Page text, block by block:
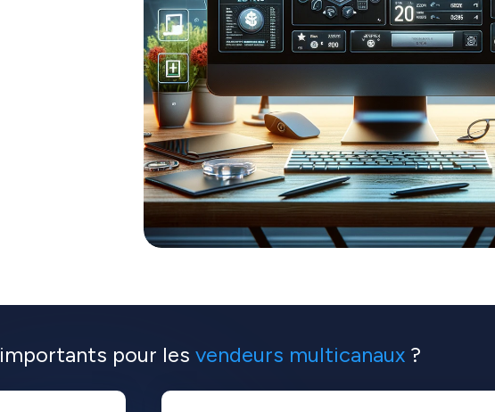
pour les vendeurs multicanaux ?